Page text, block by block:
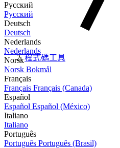
Русский
Русский
Deutsch
Deutsch
Nederlands
Nederlands
Norsk
Norsk Bokmål
Français
Français Français (Canada)
Español
Español Español (México)
Italiano
Italiano
Português
Português Português (Brasil)
程式碼工具